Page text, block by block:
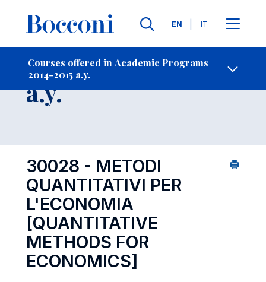
Languages
EN IT
Courses offered in Academic Programs
2014-2015 a.y.
- Contact Us
Course 2014-2015
a.y.
30028 - METODI
QUANTITATIVI PER
L'ECONOMIA
[QUANTITATIVE
METHODS FOR
ECONOMICS]